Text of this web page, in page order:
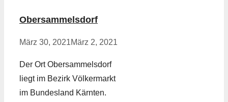
Obersammelsdorf
März 30, 2021März 2, 2021
Der Ort Obersammelsdorf
liegt im Bezirk Völkermarkt
im Bundesland Kärnten.